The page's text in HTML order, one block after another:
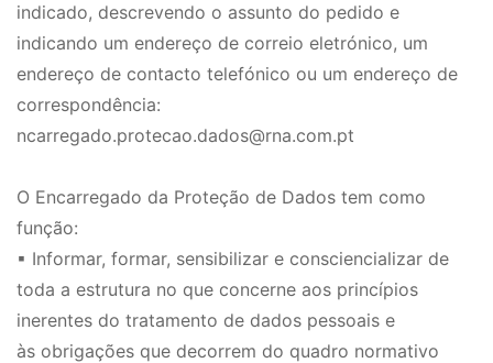
indicado, descrevendo o assunto do pedido e
indicando um endereço de correio eletrónico, um
endereço de contacto telefónico ou um endereço de
correspondência:
ncarregado.protecao.dados@rna.com.pt
O Encarregado da Proteção de Dados tem como
função:
▪ Informar, formar, sensibilizar e consciencializar de
toda a estrutura no que concerne aos princípios
inerentes do tratamento de dados pessoais e
às obrigações que decorrem do quadro normativo